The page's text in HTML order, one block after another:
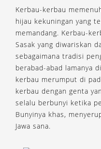
Kerbau-kerbau
hijau kekuningan yang
memandang. Kerbau-
Sasak yang diwariskan
sebagaimana tradisi
berabad-abad lamanya
kerbau merumput di
kerbau dengan genta
selalu berbunyi ketika
Bunyinya khas,
Jawa sana.